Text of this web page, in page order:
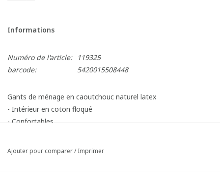
Informations
Numéro de l'article:
119325
barcode:
5420015508448
Gants de ménage en caoutchouc naturel latex
- Intérieur en coton floqué
- Confortables
- Faciles à enfiler et à retirer
Ajouter pour comparer/Imprimer